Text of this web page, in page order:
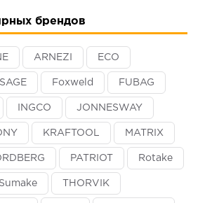
брендов
ARNEZI ECO
Foxweld FUBAG
INGCO JONNESWAY
KRAFTOOL MATRIX
PATRIOT Rotake
Sumake THORVIK